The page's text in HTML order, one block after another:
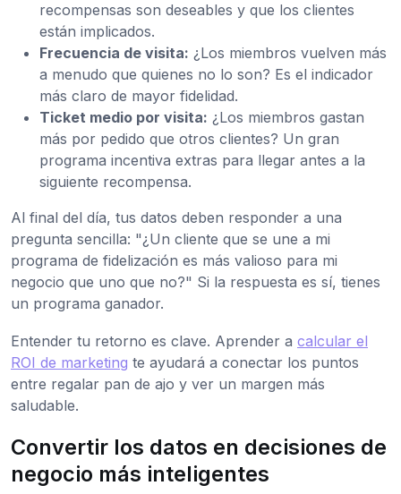
recompensas son deseables y que los clientes
están implicados.
Frecuencia de visita: ¿Los miembros vuelven más
a menudo que quienes no lo son? Es el indicador
más claro de mayor fidelidad.
Ticket medio por visita: ¿Los miembros gastan
más por pedido que otros clientes? Un gran
programa incentiva extras para llegar antes a la
siguiente recompensa.
Al final del día, tus datos deben responder a una
pregunta sencilla: "¿Un cliente que se une a mi
programa de fidelización es más valioso para mi
negocio que uno que no?" Si la respuesta es sí, tienes
un programa ganador.
Entender tu retorno es clave. Aprender a calcular el
ROI de marketing te ayudará a conectar los puntos
entre regalar pan de ajo y ver un margen más
saludable.
Convertir los datos en decisiones de
negocio más inteligentes